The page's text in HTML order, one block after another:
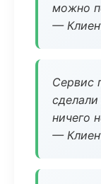
можно
—
Сервис
ничего
—